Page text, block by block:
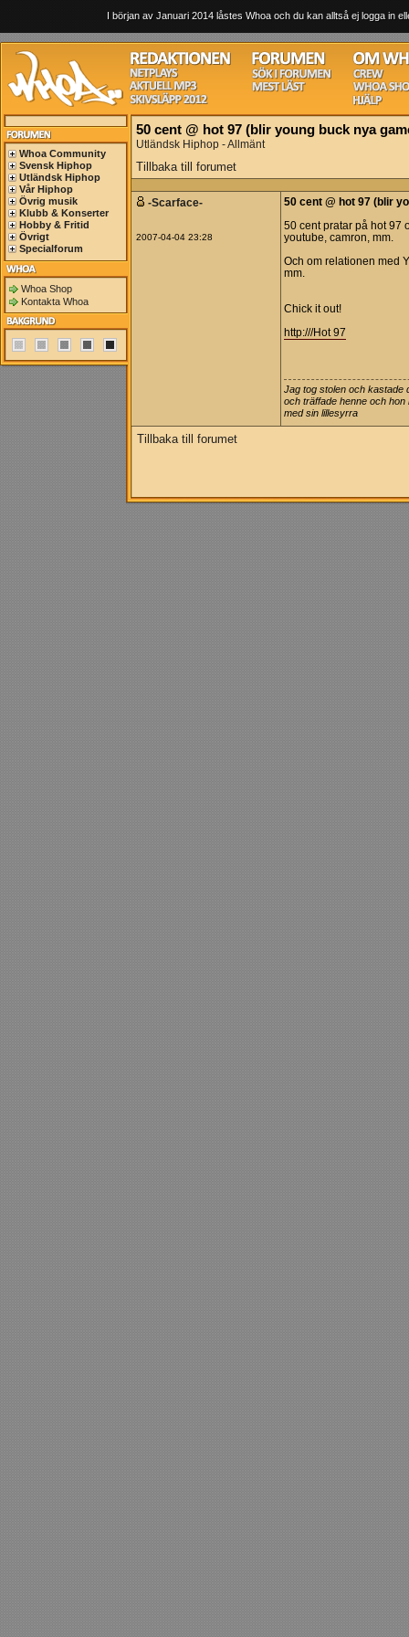
I början av Januari 2014 låstes Whoa och du kan alltså ej logga in
Whoa Community
Svensk Hiphop
Utländsk Hiphop
Vår Hiphop
Övrig musik
Klubb & Konserter
Hobby & Fritid
Övrigt
Specialforum
Whoa Shop
Kontakta Whoa
50 cent @ hot 97 (blir young buck nya
Utländsk Hiphop - Allmänt
Tillbaka till forumet
-Scarface-
2007-04-04 23:28
50 cent @ hot 97 (blir
50 cent pratar på hot 97
youtube, camron, mm.
Och om relationen med
mm.
Chick it out!
http:///Hot 97
Jag tog stolen och kastade
och träffade henne och
med sin lillesyrra
Tillbaka till forumet